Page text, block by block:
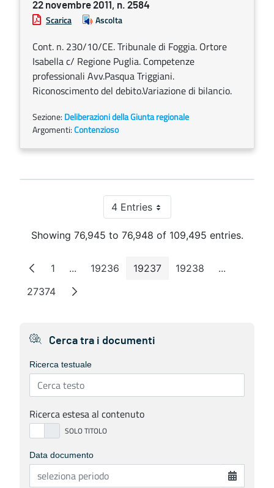
22 novembre 2011, n. 2584
Scarica Ascolta
Cont. n. 230/10/CE. Tribunale di Foggia. Ortore
Isabella c/ Regione Puglia. Competenze
professionali Avv.Pasqua Triggiani.
Riconoscimento del debito.Variazione di bilancio.
Sezione: Deliberazioni della Giunta regionale
Argomenti:Contenzioso
4 EntriesPer Page
Showing 76,945 to 76,948 of 109,495 entries.
Page
1 ...Intermediate Pages
Page
19236 Page
19237 Page
19238 ...
Page
27374
Cerca tra i documenti
Ricerca testuale
Ricerca estesa al contenuto
Data documento